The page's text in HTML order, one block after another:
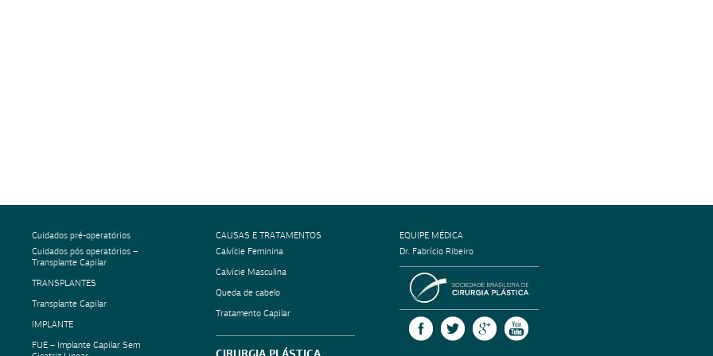
Cuidados pré-operatórios
Cuidados pós operatórios –
Transplante Capilar
TRANSPLANTES
Transplante Capilar
IMPLANTE
FUE – Implante Capilar Sem
CAUSAS E TRATAMENTOS
Calvície Feminina
Calvície Masculina
Queda de cabelo
Tratamento Capilar
EQUIPE MÉDICA
Dr. Fabrício Ribeiro
FACEBOOKTWITTER GOOGLE +